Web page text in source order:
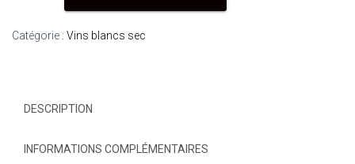
Catégorie : Vins blancs sec
DESCRIPTION
INFORMATIONS COMPLÉMENTAIRES